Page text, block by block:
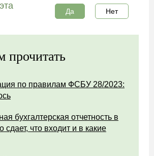
Да Нет
прочитать
по правилам ФСБУ 28/2023:
бухгалтерская отчетность в
сдает, что входит и в какие